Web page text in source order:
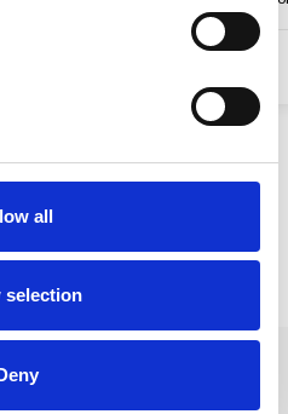
all
selection
din: